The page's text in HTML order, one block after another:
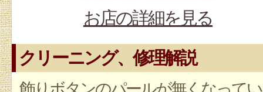
お店の詳細を見る
クリーニング、修理解説